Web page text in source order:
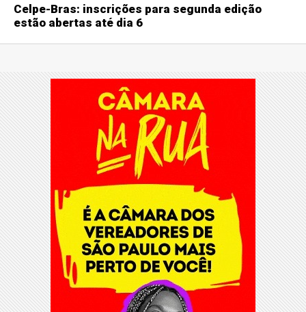
Celpe-Bras: inscrições para segunda edição
estão abertas até dia 6